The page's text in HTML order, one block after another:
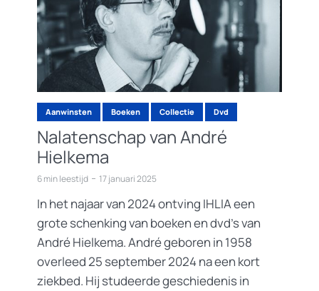
Aanwinsten Boeken Collectie Dvd
Nalatenschap van André
Hielkema
6 min leestijd 17 januari 2025
In het najaar van 2024 ontving IHLIA een
grote schenking van boeken en dvd’s van
André Hielkema. André geboren in 1958
overleed 25 september 2024 na een kort
ziekbed. Hij studeerde geschiedenis in